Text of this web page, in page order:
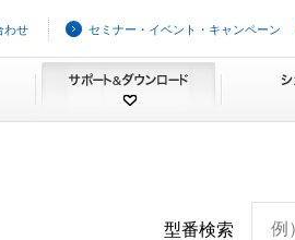
わせ セミナー・イベント・キャンペーン
型番検索 例